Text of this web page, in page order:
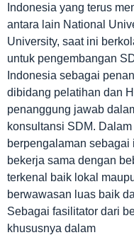
Indonesia yang terus
antara lain National
University, saat ini
untuk pengembangan
Indonesia sebagai
dibidang pelatihan dan
penanggung jawab
konsultansi SDM.
berpengalaman sebagai
bekerja sama dengan
terkenal baik lokal
berwawasan luas baik
Sebagai fasilitator dari
khususnya dalam